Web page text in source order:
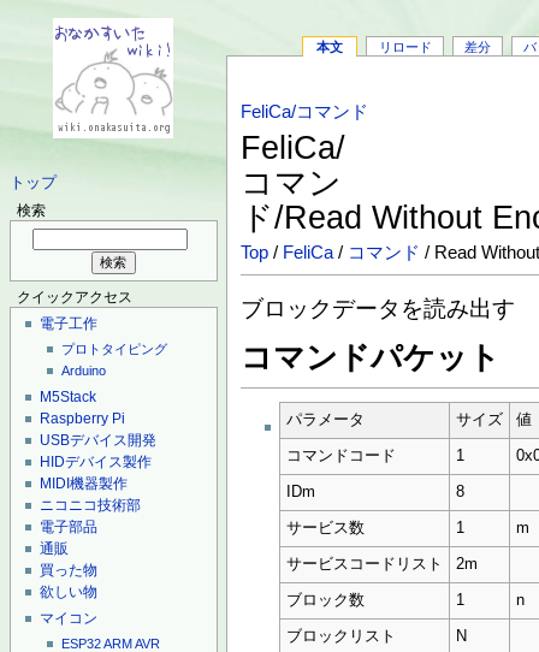
トップ
検索
クイックアクセス
電子工作
プロトタイピング
Arduino
M5Stack
Raspberry Pi
USBデバイス開発
HIDデバイス製作
MIDI機器製作
ニコニコ技術部
電子部品
通販
買った物
欲しい物
マイコン
ESP32ARMAVR
本文 リロード 差分 バ
FeliCa/コマンド
FeliCa/
コマン
ド/Read Without
Top / FeliCa / コマンド / Read
ブロックデータを読み出す
コマンドパケット
パラメータ サイズ 値
コマンドコード 1
IDm 8
サービス数 1 m
サービスコードリスト 2m
ブロック数 1 n
ブロックリスト N